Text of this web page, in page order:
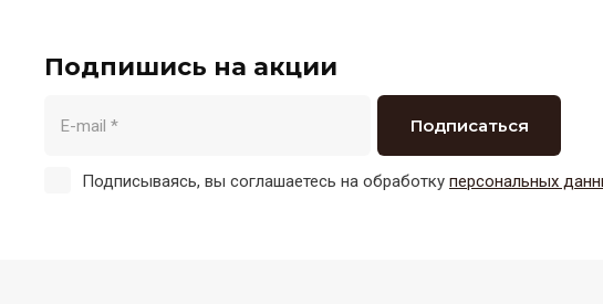
Подпишись на акции
Подписываясь, вы соглашаетесь на обработку персональных
Подписаться